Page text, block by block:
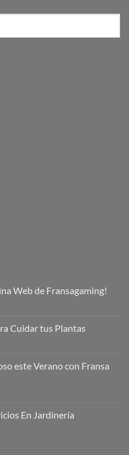
Web de Fransagaming!
Cuidar tus Plantas
este Verano con Fransa
En Jardinería